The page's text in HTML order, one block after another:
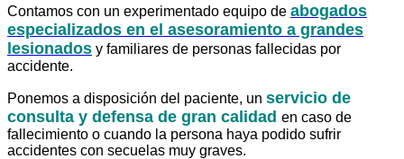
Contamos con un experimentado equipo de abogados
especializados en el asesoramiento a grandes
lesionados y familiares de personas fallecidas por
accidente.
Ponemos a disposición del paciente, un servicio de
consulta y defensa de gran calidad en caso de
fallecimiento o cuando la persona haya podido sufrir
accidentes con secuelas muy graves.